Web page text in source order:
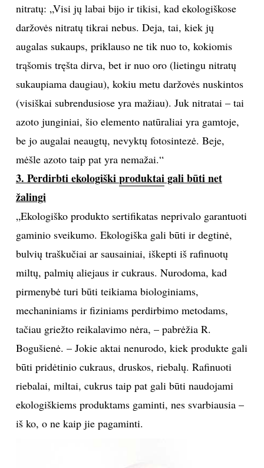
nitratų: „Visi jų labai bijo ir tikisi, kad ekologiškose
daržovės nitratų tikrai nebus. Deja, tai, kiek jų
augalas sukaups, priklauso ne tik nuo to, kokiomis
trąšomis tręšta dirva, bet ir nuo oro (lietingu nitratų
sukaupiama daugiau), kokiu metu daržovės nuskintos
(visiškai subrendusiose yra mažiau). Juk nitratai – tai
azoto junginiai, šio elemento natūraliai yra gamtoje,
be jo augalai neaugtų, nevyktų fotosintezė. Beje,
mėšle azoto taip pat yra nemažai.“
3. Perdirbti ekologiškiproduktaigali būti net
žalingi
„Ekologiško produkto sertifikatas neprivalo garantuoti
gaminio sveikumo. Ekologiška gali būti ir degtinė,
bulvių traškučiai ar sausainiai, iškepti iš rafinuotų
miltų, palmių aliejaus ir cukraus. Nurodoma, kad
pirmenybė turi būti teikiama biologiniams,
mechaniniams ir fiziniams perdirbimo metodams,
tačiau griežto reikalavimo nėra, – pabrėžia R.
Bogušienė. – Jokie aktai nenurodo, kiek produkte gali
būti pridėtinio cukraus, druskos, riebalų. Rafinuoti
riebalai, miltai, cukrus taip pat gali būti naudojami
ekologiškiems produktams gaminti, nes svarbiausia –
iš ko, o ne kaip jie pagaminti.